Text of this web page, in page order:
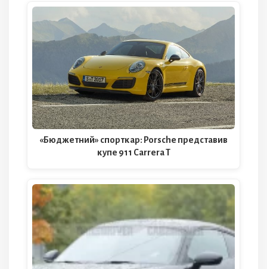
«Бюджетний» спорткар: Porsche представив
купе 911 Carrera T